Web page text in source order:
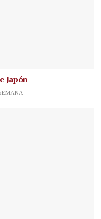
Japón